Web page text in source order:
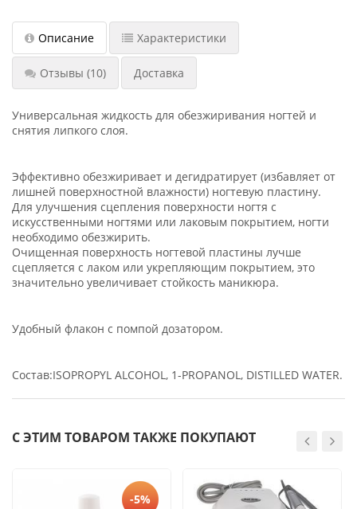
Описание Характеристики
Отзывы (10) Доставка
Универсальная жидкость для обезжиривания ногтей и
снятия липкого слоя.
Эффективно обезжиривает и дегидратирует (избавляет от
лишней поверхностной влажности) ногтевую пластину.
Для улучшения сцепления поверхности ногтя с
искусственными ногтями или лаковым покрытием, ногти
необходимо обезжирить.
Очищенная поверхность ногтевой пластины лучше
сцепляется с лаком или укрепляющим покрытием, это
значительно увеличивает стойкость маникюра.
Удобный флакон с помпой дозатором.
Состав:ISOPROPYL ALCOHOL, 1-PROPANOL, DISTILLED WATER.
С ЭТИМ ТОВАРОМ ТАКЖЕ ПОКУПАЮТ
-5%